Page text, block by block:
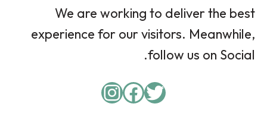
We are working to deliver the best
experience for our visitors. Meanwhile,
follow us on Social.
Twitter
Facebook
Instagram